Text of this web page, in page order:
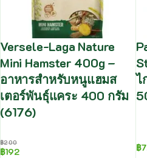
Versele-Laga Nature
Mini Hamster 400g –
อาหารสำหรับหนูแฮมส
เตอร์พันธุ์แคระ 400 กรัม
(6176)
฿200
฿192
ไ
฿